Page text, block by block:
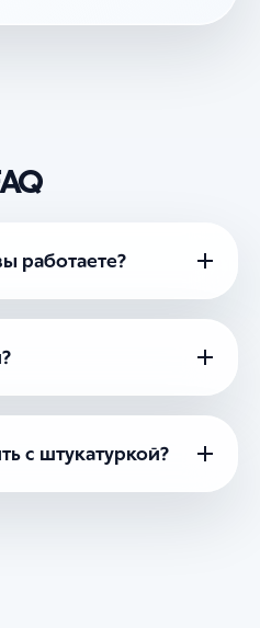
работаете?
с штукатуркой?